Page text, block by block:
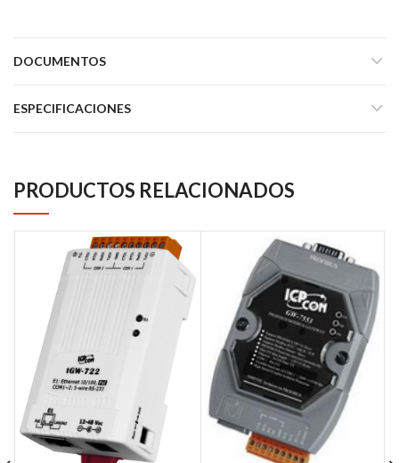
DOCUMENTOS
ESPECIFICACIONES
PRODUCTOS RELACIONADOS